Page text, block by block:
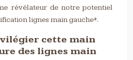
révélateur de notre potentiel
lignes main gauche*.
cette main
des lignes main